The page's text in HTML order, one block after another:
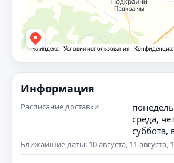
Информация
Расписание доставки
среда,
суббота,
Ближайшие даты: 10 августа, 11 августа,